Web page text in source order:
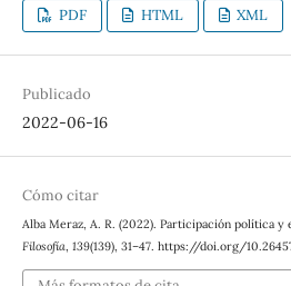
PDF HTML XML
Publicado
2022-06-16
Cómo citar
Alba Meraz, A. R. (2022). Participación política y
Filosofía, 139(139), 31–47. https://doi.org/